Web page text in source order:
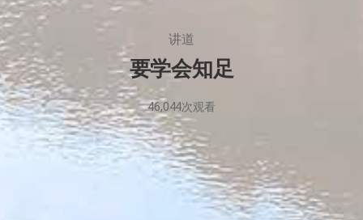
讲道
要学会知足
2020
年
8
月
21
46,044次观看